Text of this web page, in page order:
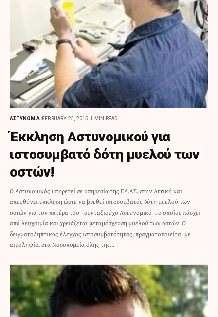
ΑΣΤΥΝΟΜΙΑ FEBRUARY 25, 2015 1 MIN READ
Έκκληση Αστυνομικού για
ιστοσυμβατό δότη μυελού των
οστών!
Ο Αστυνομικός υπηρετεί σε υπηρεσία της ΕΛ.ΑΣ. στην Αττική και
απευθύνει έκκληση ώστε να βρεθεί ιστοσυμβατός δότη μυελού των
οστών για τον πατέρα του - συνταξιούχο Αστυνομικό -, ο οποίος πάσχει
από λευχαιμία και χρειάζεται μεταμόσχευση μυελού των οστών. Ο
δειγματοληπτικός έλεγχος ιστοσυμβατότητας, πραγματοποιείται με
αιμοληψία, στα Νοσοκομεία όλης της…